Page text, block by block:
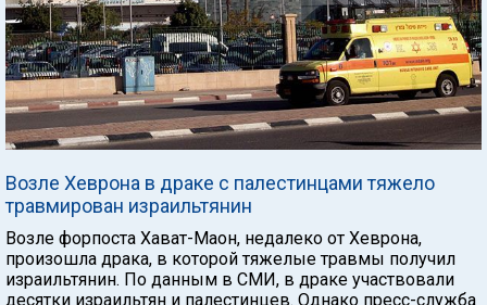
Возле Хеврона в драке с палестинцами тяжело
травмирован израильтянин
Возле форпоста Хават-Маон, недалеко от Хеврона,
произошла драка, в которой тяжелые травмы получил
израильтянин. По данным в СМИ, в драке участвовали
десятки израильтян и палестинцев. Однако пресс-служба